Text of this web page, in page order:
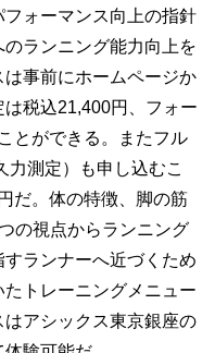
ォーマンス向上の指針
ランニング能力向上を
事前にホームページか
税込21,400円、フォー
とができる。またフル
力測定）も申し込むこ
だ。体の特徴、脚の筋
の視点からランニング
ランナーへ近づくため
トレーニングメニュー
アシックス東京銀座の